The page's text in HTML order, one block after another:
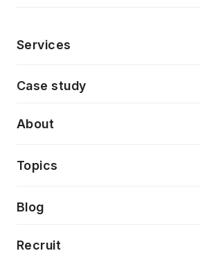
Services
AI駆動開発支援
モダナイゼーション
特徴量エンジニアリングと生成AI
デザインシステム構築支援
フロントエンド開発
Case study
About
当社が目指しているもの
Topics
Press release
News
Blog
Recruit